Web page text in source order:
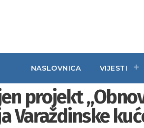
NASLOVNICA VIJESTI
projekt
Varaždinske